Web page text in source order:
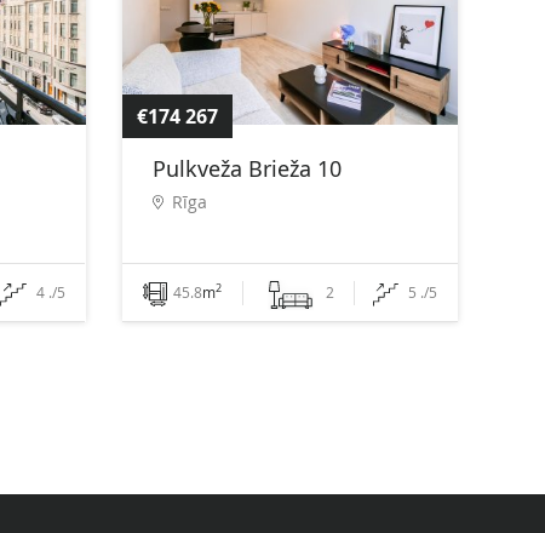
4 ./5
€174 267
Pulkveža Brieža 10
Rīga
45.8m2 2 5 ./5